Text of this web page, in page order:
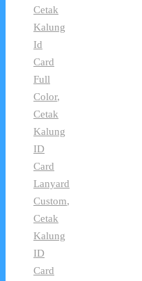
Cetak
Kalung
Id
Card
Full
Color,
Cetak
Kalung
ID
Card
Lanyard
Custom,
Cetak
Kalung
ID
Card